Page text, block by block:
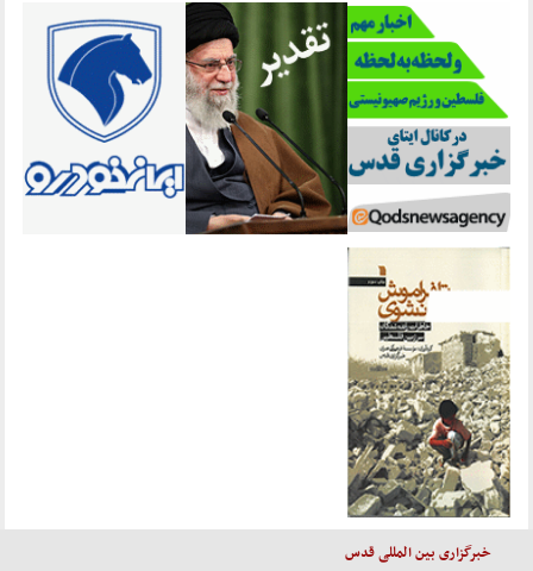
خبرگزاری بین المللی قدس